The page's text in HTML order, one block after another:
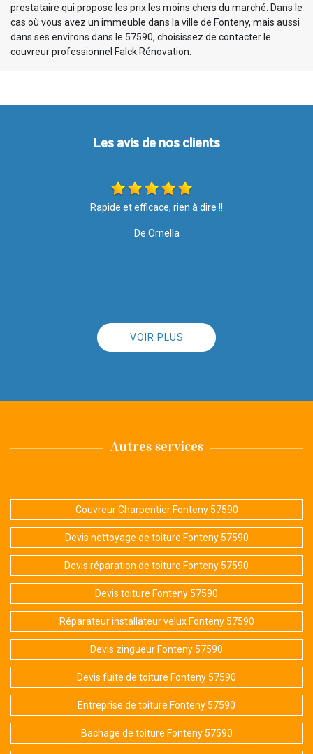
prestataire qui propose les prix les moins chers du marché. Dans le
cas où vous avez un immeuble dans la ville de Fonteny, mais aussi
dans ses environs dans le 57590, choisissez de contacter le
couvreur professionnel Falck Rénovation.
Les avis de nos clients
Si vous recherchez une entreprise sérieuse, efficace, propre, à
vous êtes au bon endroit, ne cherchez pas plus loin. Satisfaite à
VOIR PLUS
Autres services
Couvreur Charpentier Fonteny 57590
Devis nettoyage de toiture Fonteny 57590
Devis réparation de toiture Fonteny 57590
Devis toiture Fonteny 57590
Réparateur installateur velux Fonteny 57590
Devis zingueur Fonteny 57590
Devis fuite de toiture Fonteny 57590
Entreprise de toiture Fonteny 57590
Bachage de toiture Fonteny 57590